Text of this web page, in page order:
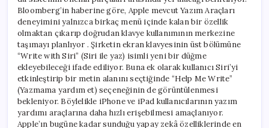
Bloomberg’in haberine göre, Apple mevcut Yazım Araçları
deneyimini yalnızca birkaç menü içinde kalan bir özellik
olmaktan çıkarıp doğrudan klavye kullanımının merkezine
taşımayı planlıyor . Şirketin ekran klavyesinin üst bölümüne
“Write with Siri” (Siri ile yaz) isimli yeni bir düğme
ekleyebileceği ifade ediliyor. Buna ek olarak kullanıcı Siri’yi
etkinleştirip bir metin alanını seçtiğinde “Help Me Write”
(Yazmama yardım et) seçeneğinin de görüntülenmesi
bekleniyor. Böylelikle iPhone ve iPad kullanıcılarının yazım
yardımı araçlarına daha hızlı erişebilmesi amaçlanıyor.
Apple’ın bugüne kadar sunduğu yapay zekâ özelliklerinde en